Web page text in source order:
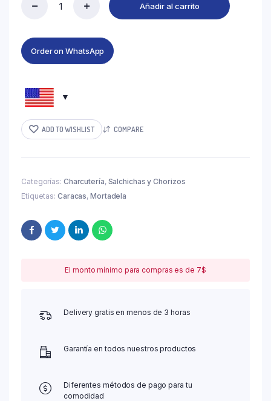
Añadir al carrito
Order on WhatsApp
ADD TO WISHLIST COMPARE
Categorías: Charcutería, Salchichas y Chorizos
Etiquetas: Caracas,Mortadela
El monto mínimo para compras es de 7$
Delivery gratis en menos de 3 horas
Garantía en todos nuestros productos
Diferentes métodos de pago para tu
comodidad